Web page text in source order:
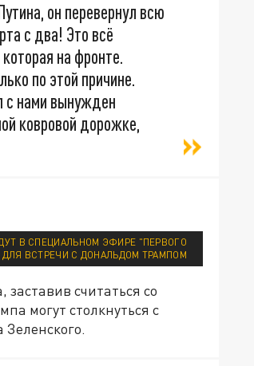
он перевернул всю
с два! Это всё
на фронте.
по этой причине.
с нами вынужден
ковровой дорожке,
В СПЕЦИАЛЬНОМ ЭФИРЕ "ПЕРВОГО
ВСТРЕЧИ С ДОНАЛЬДОМ ТРАМПОМ
считаться со
могут столкнуться с